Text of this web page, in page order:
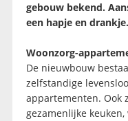
gebouw bekend.
een hapje en drankje.
Woonzorg-
De nieuwbouw
zelfstandige
appartementen. Ook
gezamenlijke